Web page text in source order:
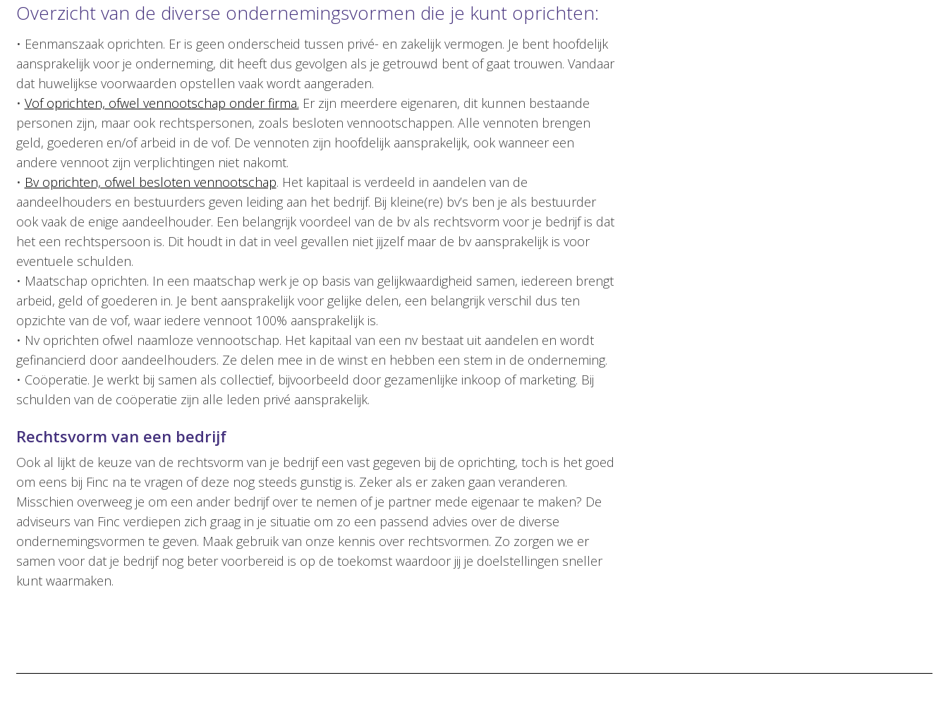
Overzicht van de diverse ondernemingsvormen die je kunt oprichten:
• Eenmanszaak oprichten. Er is geen onderscheid tussen privé- en zakelijk vermogen. Je bent hoofdelijk
aansprakelijk voor je onderneming, dit heeft dus gevolgen als je getrouwd bent of gaat trouwen. Vandaar
dat huwelijkse voorwaarden opstellen vaak wordt aangeraden.
• Vof oprichten, ofwel vennootschap onder firma. Er zijn meerdere eigenaren, dit kunnen bestaande
personen zijn, maar ook rechtspersonen, zoals besloten vennootschappen. Alle vennoten brengen
geld, goederen en/of arbeid in de vof. De vennoten zijn hoofdelijk aansprakelijk, ook wanneer een
andere vennoot zijn verplichtingen niet nakomt.
• Bv oprichten, ofwel besloten vennootschap. Het kapitaal is verdeeld in aandelen van de
aandeelhouders en bestuurders geven leiding aan het bedrijf. Bij kleine(re) bv’s ben je als bestuurder
ook vaak de enige aandeelhouder. Een belangrijk voordeel van de bv als rechtsvorm voor je bedrijf is dat
het een rechtspersoon is. Dit houdt in dat in veel gevallen niet jijzelf maar de bv aansprakelijk is voor
eventuele schulden.
• Maatschap oprichten. In een maatschap werk je op basis van gelijkwaardigheid samen, iedereen brengt
arbeid, geld of goederen in. Je bent aansprakelijk voor gelijke delen, een belangrijk verschil dus ten
opzichte van de vof, waar iedere vennoot 100% aansprakelijk is.
• Nv oprichten ofwel naamloze vennootschap. Het kapitaal van een nv bestaat uit aandelen en wordt
gefinancierd door aandeelhouders. Ze delen mee in de winst en hebben een stem in de onderneming.
• Coöperatie. Je werkt bij samen als collectief, bijvoorbeeld door gezamenlijke inkoop of marketing. Bij
schulden van de coöperatie zijn alle leden privé aansprakelijk.
Rechtsvorm van een bedrijf
Ook al lijkt de keuze van de rechtsvorm van je bedrijf een vast gegeven bij de oprichting, toch is het goed
om eens bij Finc na te vragen of deze nog steeds gunstig is. Zeker als er zaken gaan veranderen.
Misschien overweeg je om een ander bedrijf over te nemen of je partner mede eigenaar te maken? De
adviseurs van Finc verdiepen zich graag in je situatie om zo een passend advies over de diverse
ondernemingsvormen te geven. Maak gebruik van onze kennis over rechtsvormen. Zo zorgen we er
samen voor dat je bedrijf nog beter voorbereid is op de toekomst waardoor jij je doelstellingen sneller
kunt waarmaken.